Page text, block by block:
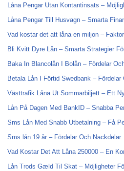
Låna Pengar Utan Kontantinsats –
Låna Pengar Till Husvagn – Smarta
Vad kostar det att låna en miljon –
Bli Kvitt Dyre Lån – Smarta Strategier
Baka In Blancolån I Bolån – Fördelar
Betala Lån I Förtid Swedbank – Fördelar
Västtrafik Låna Ut Sommarbiljett – Ett
Lån På Dagen Med BankID – Snabba
Sms Lån Med Snabb Utbetalning – Få
Sms lån 19 år – Fördelar Och Nackdelar
Vad Kostar Det Att Låna 250000 – En
Lån Trods Gæld Til Skat – Möjligheter